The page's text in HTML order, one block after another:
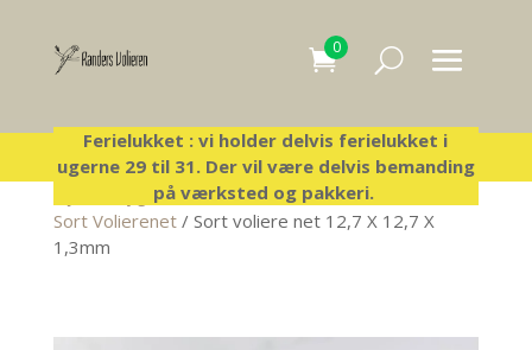
0
Ferielukket : vi holder delvis ferielukket i
ugerne 29 til 31. Der vil være delvis bemanding
på værksted og pakkeri.
Byg-selv-voliere/Voliere net i hele ruller
Sort Volierenet/ Sort voliere net 12,7 X 12,7 X
1,3mm